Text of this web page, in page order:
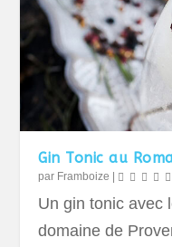
Gin Tonic au
par Framboize |
Un gin tonic avec
domaine de